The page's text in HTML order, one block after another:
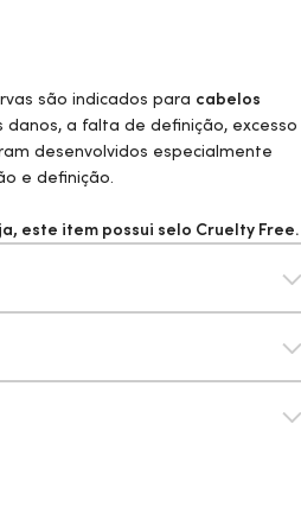
são indicados para cabelos
danos, a falta de definição, excesso
desenvolvidos especialmente
e definição.
este item possui selo Cruelty Free.